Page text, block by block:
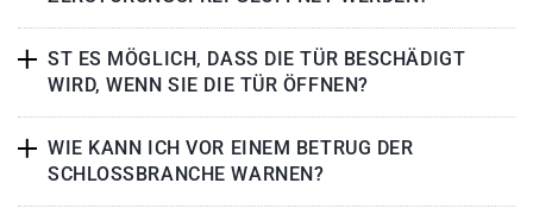
ST ES MÖGLICH, DASS DIE TÜR BESCHÄDIGT
WIRD, WENN SIE DIE TÜR ÖFFNEN?
WIE KANN ICH VOR EINEM BETRUG DER
SCHLOSSBRANCHE WARNEN?